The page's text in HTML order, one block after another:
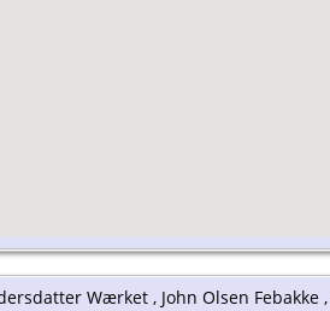
Wærket , John Olsen